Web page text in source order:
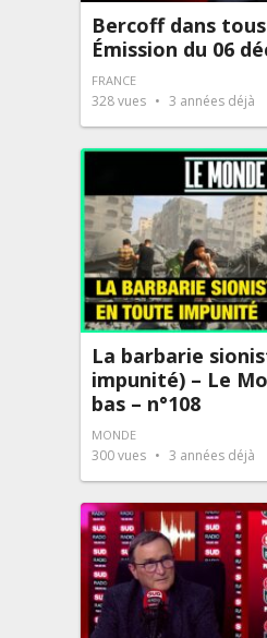
Bercoff dans
Émission du 06
FRANCE
328vues 3 années déjà
La barbarie
impunité) – Le
bas – n°108
MONDE
300vues 3 années déjà